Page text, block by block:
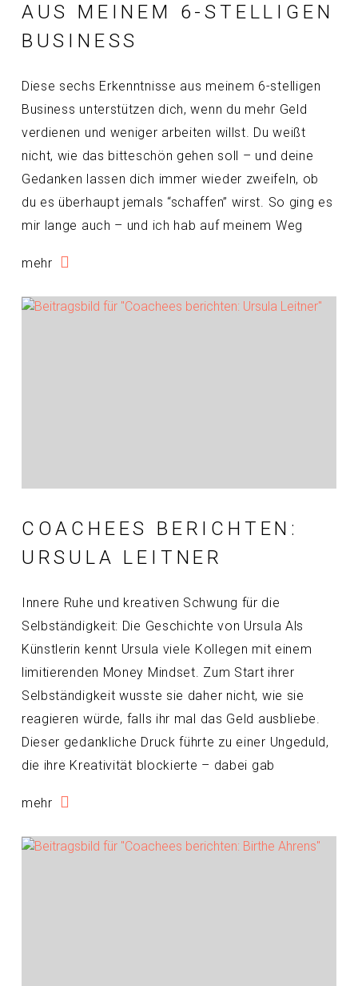
AUS MEINEM 6-STELLIGEN
BUSINESS
Diese sechs Erkenntnisse aus meinem 6-stelligen
Business unterstützen dich, wenn du mehr Geld
verdienen und weniger arbeiten willst. Du weißt
nicht, wie das bitteschön gehen soll – und deine
Gedanken lassen dich immer wieder zweifeln, ob
du es überhaupt jemals “schaffen” wirst. So ging es
mir lange auch – und ich hab auf meinem Weg
mehr
COACHEES BERICHTEN:
URSULA LEITNER
Innere Ruhe und kreativen Schwung für die
Selbständigkeit: Die Geschichte von Ursula Als
Künstlerin kennt Ursula viele Kollegen mit einem
limitierenden Money Mindset. Zum Start ihrer
Selbständigkeit wusste sie daher nicht, wie sie
reagieren würde, falls ihr mal das Geld ausbliebe.
Dieser gedankliche Druck führte zu einer Ungeduld,
die ihre Kreativität blockierte – dabei gab
mehr